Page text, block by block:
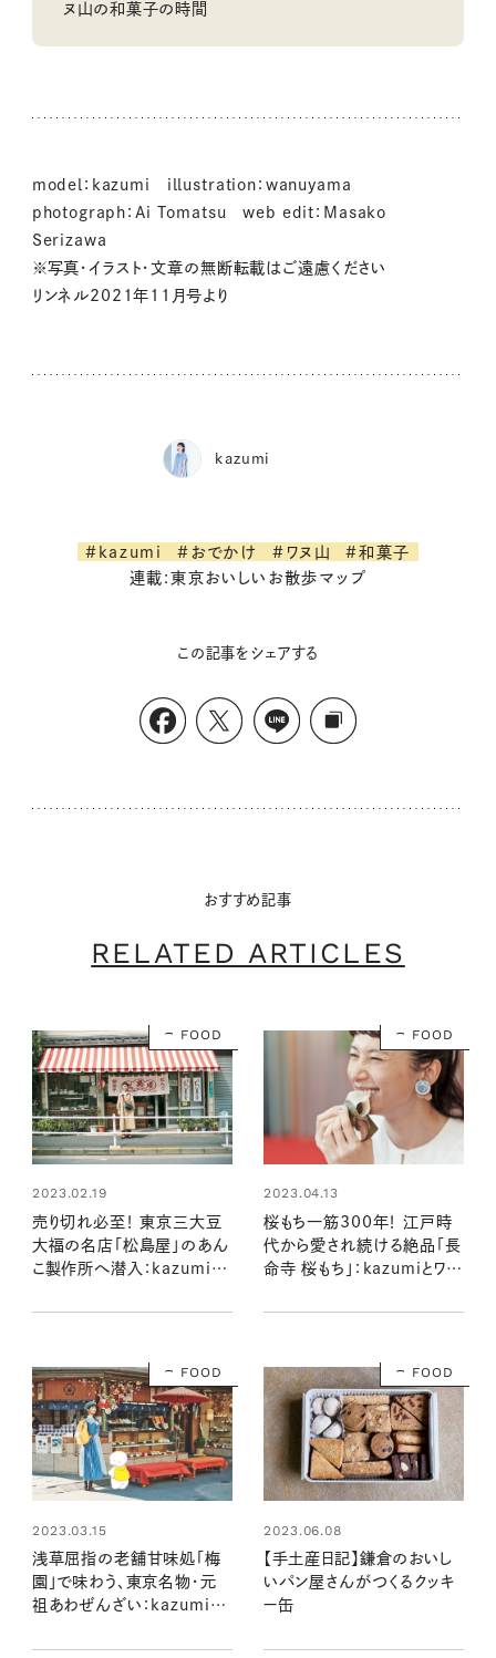
ヌ山の和菓子の時間
model：kazumi illustration：wanuyama
photograph：Ai Tomatsu web edit：Masako
Serizawa
※写真・イラスト・文章の無断転載はご遠慮ください
リンネル2021年11月号より
kazumi
#kazumi #おでかけ #ワヌ山
#和菓子
連載:東京おいしいお散歩マップ
この記事をシェアする
おすすめ記事
RELATED ARTICLES
FOOD
2023.02.19
売り切れ必至！ 東京三大豆
大福の名店「松島屋」のあん
こ製作所へ潜入：kazumiと
FOOD
2023.04.13
桜もち一筋300年！ 江戸時
代から愛され続ける絶品「長
命寺 桜もち」：kazumiとワヌ
FOOD
2023.03.15
浅草屈指の老舗甘味処「梅
園」で味わう、東京名物・元
祖あわぜんざい：kazumiと
FOOD
2023.06.08
【手土産日記】鎌倉のおいし
いパン屋さんがつくるクッキ
ー缶